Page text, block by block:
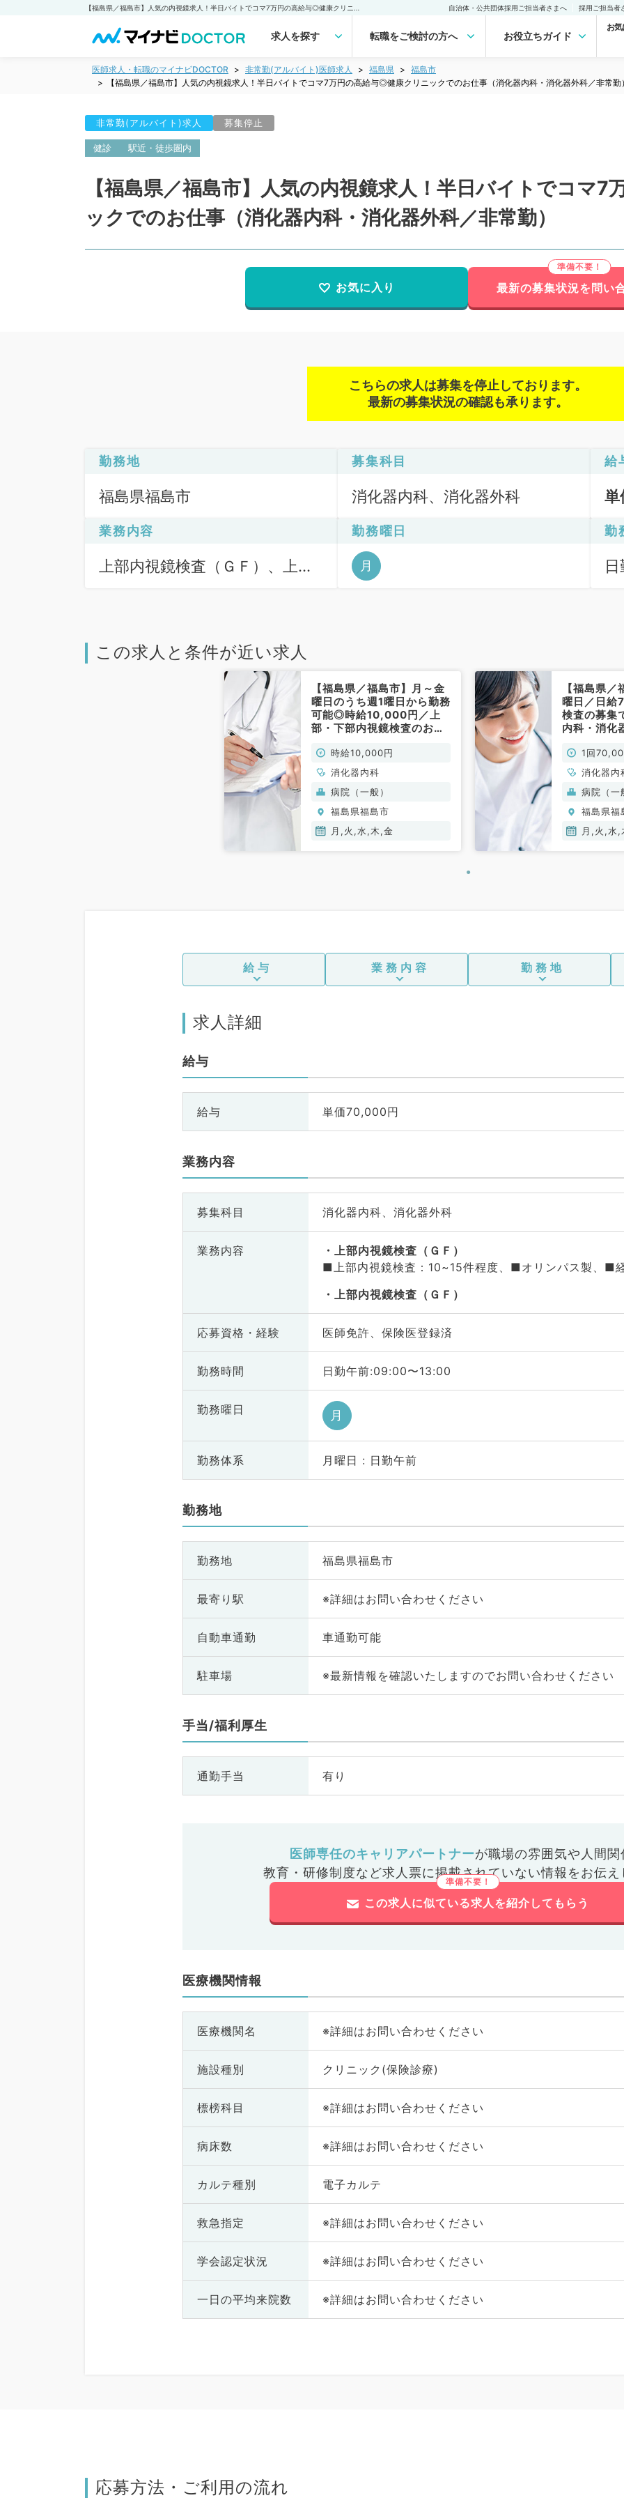
自治体・公共団体採用ご担当者さまへ 採用ご担当者
求人を探す 転職をご検討の方へ お役立ちガイド
お
医師求人・転職のマイナビDOCTOR 非常勤(アルバイト)医師求人 福島県
福島市
【福島県／福島市】人気の内視鏡求人！半日バイトでコマ7万円の高給与◎健康クリニックでのお仕事（消化器内科・消化器外科／非常勤
非常勤(アルバイト)求人 募集停止
健診 駅近・徒歩圏内
【福島県／福島市】人気の内視鏡求人！半日バイトでコマ
ックでのお仕事（消化器内科・消化器外科／非常勤）
お気に入り 最新の募集状況を問い
こちらの求人は募集を停止しております。
最新の募集状況の確認も承ります。
勤務地
福島県福島市
募集科目
消化器内科、消化器外科
給
業務内容
上部内視鏡検査（ＧＦ）、上部
勤務曜日
月
勤
この求人と条件が近い求人
【福島県／福島市】月～金
曜日のうち週1曜日から勤務
可能◎時給10,000円／上
部・下部内視鏡検査のお仕
（消化器内科／非常勤）
時給10,000円
消化器内科
病院（一般）
福島県福島市
月,火,水,木,金
【福島県
曜日／日
検査の募集
内科・消化
1回
消化器内
病院（一
福島県福
月,火,水,
給与 業務内容 勤務地
求人詳細
給与
給与 単価70,000円
業務内容
募集科目 消化器内科、消化器外科
業務内容
上部内視鏡検査（ＧＦ）
■上部内視鏡検査：10~15件程度、■オリンパス製、■
上部内視鏡検査（ＧＦ）
応募資格・ 経験 医師免許、保険医登録済
勤務時間 日勤午前:09:00〜13:00
勤務曜日 月
勤務体系 月曜日 : 日勤午前
勤務地
勤務地 福島県福島市
最寄り駅 ※詳細はお問い合わせください
自動車通勤 車通勤可能
駐車場 ※最新情報を確認いたしますのでお問い合わせください
手当/福利厚生
通勤手当 有り
医師専任のキャリアパートナーが職場の雰囲気や人間関
教育・研修制度など求人票に掲載されていない情報をお伝え
この求人に似ている求人を紹介してもらう
医療機関情報
医療機関名 ※詳細はお問い合わせください
施設種別 クリニック(保険診療)
標榜科目 ※詳細はお問い合わせください
病床数 ※詳細はお問い合わせください
カルテ種別 電子カルテ
救急指定 ※詳細はお問い合わせください
学会認定状況 ※詳細はお問い合わせください
一日の平均来院数 ※詳細はお問い合わせください
応募方法・ご利用の流れ